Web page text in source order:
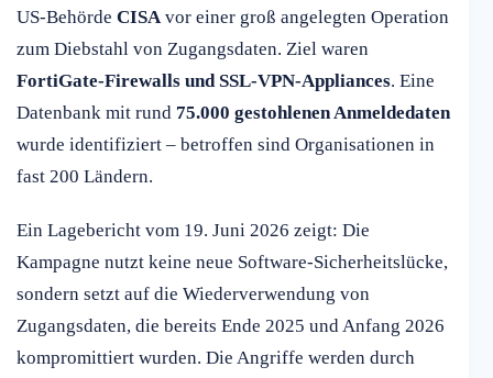
US-Behörde CISA vor einer groß angelegten Operation
zum Diebstahl von Zugangsdaten. Ziel waren
FortiGate-Firewalls und SSL-VPN-Appliances. Eine
Datenbank mit rund 75.000 gestohlenen Anmeldedaten
wurde identifiziert – betroffen sind Organisationen in
fast 200 Ländern.
Ein Lagebericht vom 19. Juni 2026 zeigt: Die
Kampagne nutzt keine neue Software-Sicherheitslücke,
sondern setzt auf die Wiederverwendung von
Zugangsdaten, die bereits Ende 2025 und Anfang 2026
kompromittiert wurden. Die Angriffe werden durch